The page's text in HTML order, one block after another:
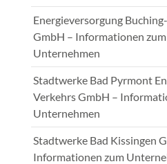
Energieversorgung
GmbH – Informationen zum
Unternehmen
Stadtwerke Bad Pyrmont
Verkehrs GmbH –
Unternehmen
Stadtwerke Bad Kissingen
Informationen zum